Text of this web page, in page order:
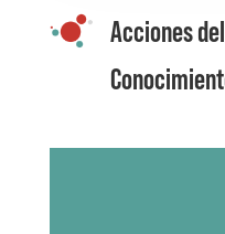
Acciones